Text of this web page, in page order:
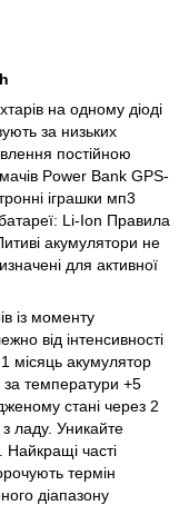
на одному діоді
за низьких
постійною
Power Bank GPS-
іграшки мп3
Li-Ion Правила
акумулятори не
для активної
із моменту
від інтенсивності
місяць акумулятор
за температури +5
стані через 2
ладу. Уникайте
Найкращі часті
термін
діапазону